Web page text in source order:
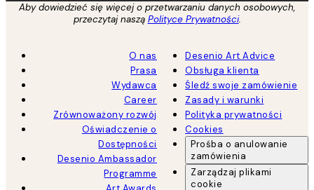
Aby dowiedzieć się więcej o przetwarzaniu danych osobowych,
przeczytaj naszą Polityce Prywatności.
O nas
Prasa
Wydawca
Career
Zrównoważony rozwój
Oświadczenie o
Dostępności
Desenio Ambassador
Programme
Desenio Art Advice
Obsługa klienta
Śledź swoje zamówienie
Zasady i warunki
Polityka prywatności
Cookies
Prośba o anulowanie
zamówienia
Zarządzaj plikami
cookie